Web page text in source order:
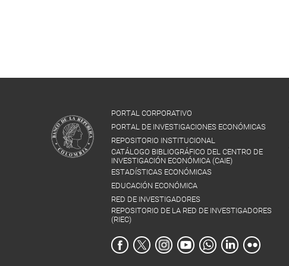
PORTAL CORPORATIVO
PORTAL DE INVESTIGACIONES ECONÓMICAS
REPOSITORIO INSTITUCIONAL
CATÁLOGO BIBLIOGRÁFICO DEL CENTRO DE
INVESTIGACIÓN ECONÓMICA (CAIE)
ESTADÍSTICAS ECONÓMICAS
EDUCACIÓN ECONÓMICA
RED DE INVESTIGADORES
REPOSITORIO DE LA RED DE INVESTIGADORES
(RIEC)